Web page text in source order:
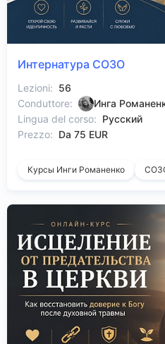
Интернатура СОЗО
Lezioni: 56
Conduttore:
Инга
Lingua del corso: Русский
Prezzo: Da 75 EUR
Курсы Инги Романенко